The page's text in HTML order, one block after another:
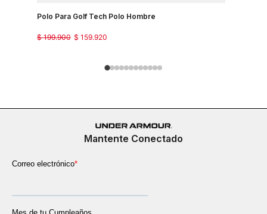
Polo Para Golf Tech Polo Hombre
$ 159.920
$ 199.900
Mantente Conectado